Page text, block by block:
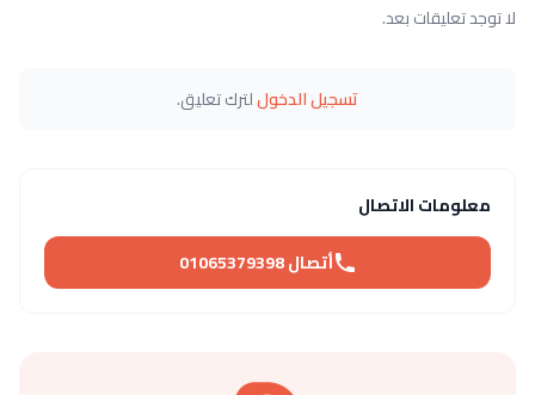
لا توجد تعليقات بعد.
تسجيل الدخوللترك تعليق.
معلومات الاتصال
أتصال 01065379398